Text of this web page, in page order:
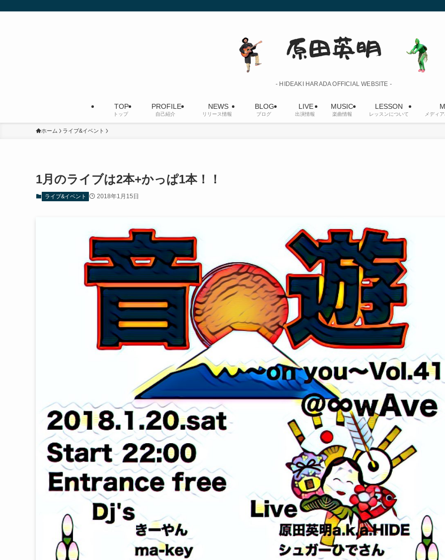
- HIDEAKI HARADA OFFICIAL WEBSITE -
TOP
トップ
PROFILE
自己紹介
NEWS
リリース情報
BLOG
ブログ
LIVE
出演情報
MUSIC
楽曲情報
LESSON
レッスンについて メディ
ホーム ライブ&イベント
1月のライブは2本+かっぱ1本！！
ライブ&イベント 2018年1月15日